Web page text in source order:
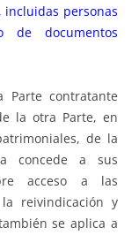
incluidas personas
de documentos
Parte contratante
la otra Parte, en
de la
concede a sus
acceso a las
reivindicación y
se aplica a